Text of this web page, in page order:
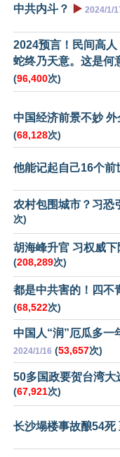
中共内斗？
▶️ 2024/1/
2024预言！民间高
蛇终乃天意。这是何
(96,400次)
中国经济前景不妙
(68,128次)
他能记起自己16个前
农村包围城市？习恐
次)
胡海峰升官 习权威
(208,289次)
都是中共害的！四不
(68,522次)
中国人“润”厄瓜多一
2024/1/16 (53,657次)
50多国政要贺台湾大
(67,921次)
长沙塌楼事故酿54死